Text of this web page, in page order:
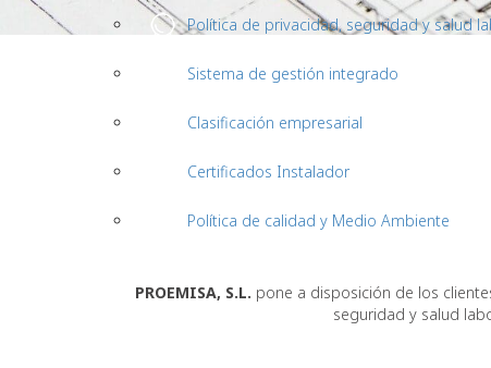
Política de privacidad, seguridad y salud
Sistema de gestión integrado
Clasificación empresarial
Certificados Instalador
Política de calidad y Medio Ambiente
PROEMISA, S.L. pone a disposición de los
seguridad y salud